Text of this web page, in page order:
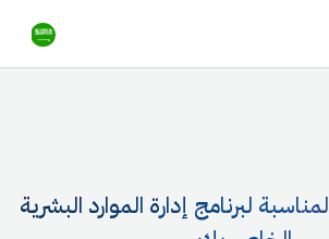
لبرنامج إدارة الموارد البشرية